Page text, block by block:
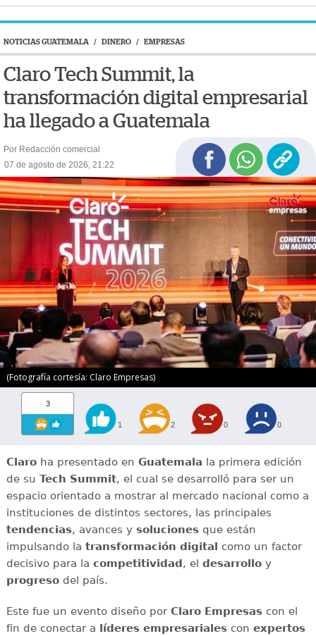
NOTICIAS GUATEMALA / DINERO / EMPRESAS
Claro Tech Summit, la
transformación digital empresarial
ha llegado a Guatemala
Por Redacción comercial
07 de agosto de 2026, 21:22
(Fotografía cortesía: Claro Empresas)
3
1 2 0 0
Claroha presentado en Guatemala
la primera edición
de su Tech Summit, el cual se desarrolló para ser un
espacio orientado a mostrar al mercado nacional como a
instituciones de distintos sectores, las principales
tendencias, avances y solucionesque están
impulsando la transformación digital
como un factor
decisivo para la competitividad , el desarrolloy
progresodel país.
Este fue un evento diseño por Claro Empresascon el
fin de conectar a
líderes empresarialescon expertos